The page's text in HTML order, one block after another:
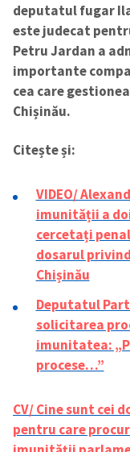
deputatul fugar
este judecat
Petru Jardan a
importante
cea care
Chișinău.
Citește și:
VIDEO/
imunității a
cercetați
dosarul
Chișinău
Deputatul
solicitarea
imunitatea:
procese…”
CV/ Cine sunt cei
pentru care